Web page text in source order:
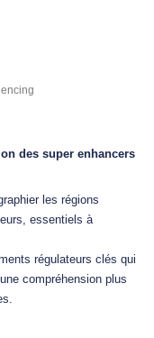
des super enhancers
les régions
essentiels à
régulateurs clés qui
compréhension plus